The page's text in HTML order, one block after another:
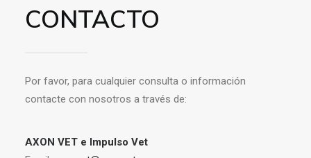
CONTACTO
Por favor, para cualquier consulta o información
contacte con nosotros a través de:
AXON VET e Impulso Vet